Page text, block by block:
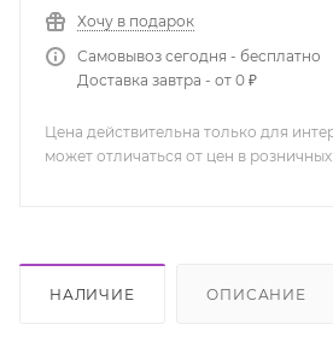
Хочу в подарок
Самовывоз сегодня - бесплатно
Доставка завтра - от 0 ₽
Цена действительна только для
может отличаться от цен в
НАЛИЧИЕ ОПИСАНИЕ